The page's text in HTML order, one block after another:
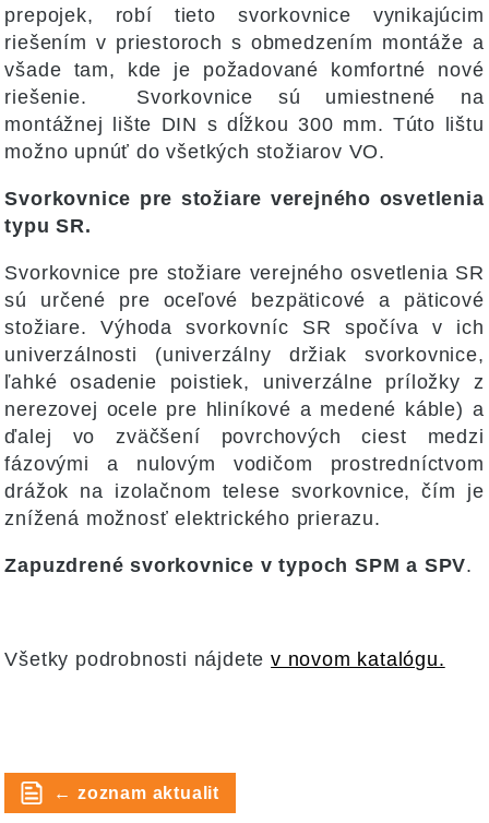
prepojek, robí tieto svorkovnice vynikajúcim
riešením v priestoroch s obmedzením montáže a
všade tam, kde je požadované komfortné nové
riešenie. Svorkovnice sú umiestnené na
montážnej lište DIN s dĺžkou 300 mm. Túto lištu
možno upnúť do všetkých stožiarov VO.
Svorkovnice pre stožiare verejného osvetlenia
typu SR.
Svorkovnice pre stožiare verejného osvetlenia SR
sú určené pre oceľové bezpäticové a päticové
stožiare. Výhoda svorkovníc SR spočíva v ich
univerzálnosti (univerzálny držiak svorkovnice,
ľahké osadenie poistiek, univerzálne príložky z
nerezovej ocele pre hliníkové a medené káble) a
ďalej vo zväčšení povrchových ciest medzi
fázovými a nulovým vodičom prostredníctvom
drážok na izolačnom telese svorkovnice, čím je
znížená možnosť elektrického prierazu.
Zapuzdrené svorkovnice v typoch SPM a SPV.
Všetky podrobnosti nájdetev novom katalógu.
← zoznam aktualit